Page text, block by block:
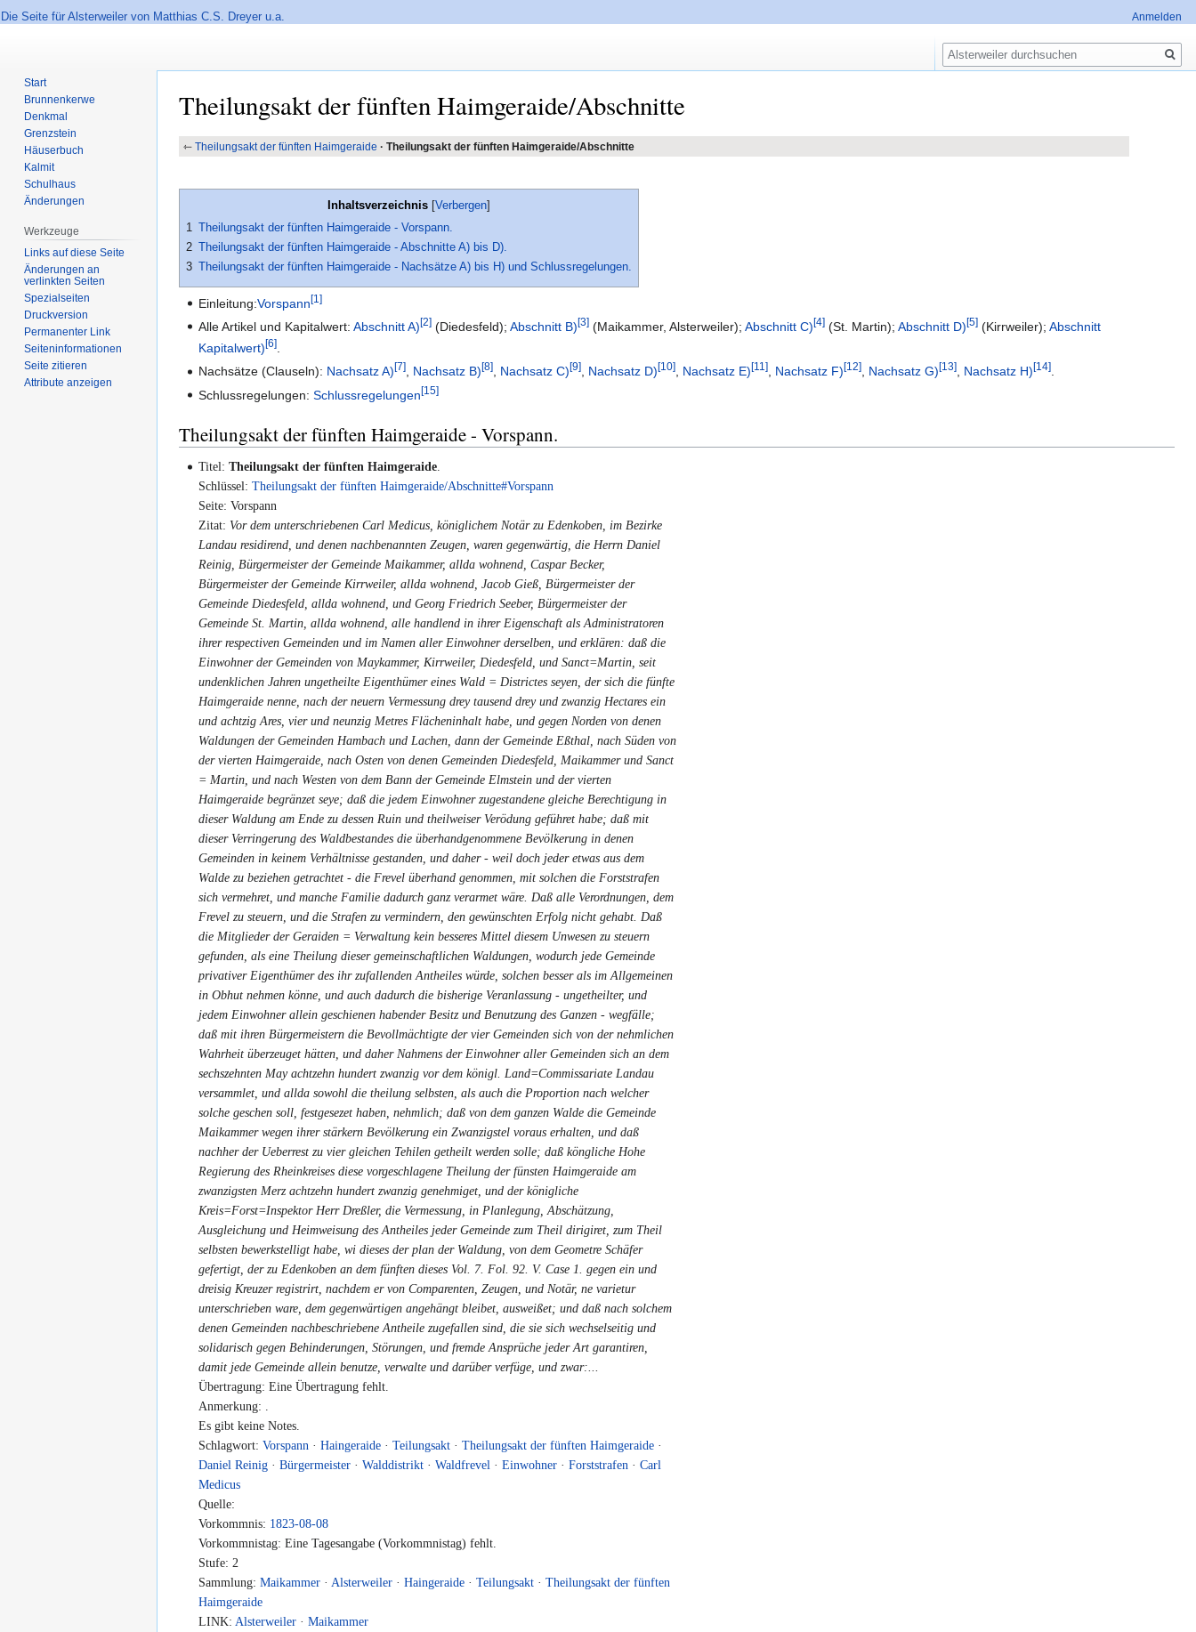
Die Seite für Alsterweiler von Matthias C.S. Dreyer u.a.
Theilungsakt der fünften Haimgeraide/Abschnitte
Zur
Zur
⇽ Theilungsakt der fünften Haimgeraide · Theilungsakt der fünften Haimgeraide/Abschnitte
Inhaltsverzeichnis
1 Theilungsakt der fünften Haimgeraide - Vorspann.
2 Theilungsakt der fünften Haimgeraide - Abschnitte A) bis D).
3 Theilungsakt der fünften Haimgeraide - Nachsätze A) bis H) und Schlussregelungen.
Einleitung:Vorspann 1
Alle Artikel und Kapitalwert:Abschnitt A) 2 (Diedesfeld);Abschnitt B) 3 (Maikammer, Alsterweiler);Abschnitt C) 4 (St. Martin);Abschnitt D) 5 (Kirrweiler);Abschnitt
Kapitalwert) 6
Nachsätze (Clauseln): Nachsatz A) 7 Nachsatz B) 8 Nachsatz C) 9 Nachsatz D) 10 Nachsatz E) 11 Nachsatz F) 12 Nachsatz G) 13 Nachsatz H) 14
Schlussregelungen: Schlussregelungen 15
Theilungsakt der fünften Haimgeraide - Vorspann.
Titel:Theilungsakt der fünften Haimgeraide
Schlüssel:Theilungsakt der fünften Haimgeraide/Abschnitte#Vorspann
Seite: Vorspann
Zitat: Vor dem unterschriebenen Carl Medicus, königlichem Notär zu Edenkoben, im Bezirke
Landau residirend, und denen nachbenannten Zeugen, waren gegenwärtig, die Herrn Daniel
Reinig, Bürgermeister der Gemeinde Maikammer, allda wohnend, Caspar Becker,
Bürgermeister der Gemeinde Kirrweiler, allda wohnend, Jacob Gieß, Bürgermeister der
Gemeinde Diedesfeld, allda wohnend, und Georg Friedrich Seeber, Bürgermeister der
Gemeinde St. Martin, allda wohnend, alle handlend in ihrer Eigenschaft als Administratoren
ihrer respectiven Gemeinden und im Namen aller Einwohner derselben, und erklären: daß die
Einwohner der Gemeinden von Maykammer, Kirrweiler, Diedesfeld, und Sanct=Martin, seit
undenklichen Jahren ungetheilte Eigenthümer eines Wald = Districtes seyen, der sich die fünfte
Haimgeraide nenne, nach der neuern Vermessung drey tausend drey und zwanzig Hectares ein
und achtzig Ares, vier und neunzig Metres Flächeninhalt habe, und gegen Norden von denen
Waldungen der Gemeinden Hambach und Lachen, dann der Gemeinde Eßthal, nach Süden von
der vierten Haimgeraide, nach Osten von denen Gemeinden Diedesfeld, Maikammer und Sanct
= Martin, und nach Westen von dem Bann der Gemeinde Elmstein und der vierten
Haimgeraide begränzet seye; daß die jedem Einwohner zugestandene gleiche Berechtigung in
dieser Waldung am Ende zu dessen Ruin und theilweiser Verödung geführet habe; daß mit
dieser Verringerung des Waldbestandes die überhandgenommene Bevölkerung in denen
Gemeinden in keinem Verhältnisse gestanden, und daher - weil doch jeder etwas aus dem
Walde zu beziehen getrachtet - die Frevel überhand genommen, mit solchen die Forststrafen
sich vermehret, und manche Familie dadurch ganz verarmet wäre. Daß alle Verordnungen, dem
Frevel zu steuern, und die Strafen zu vermindern, den gewünschten Erfolg nicht gehabt. Daß
die Mitglieder der Geraiden = Verwaltung kein besseres Mittel diesem Unwesen zu steuern
gefunden, als eine Theilung dieser gemeinschaftlichen Waldungen, wodurch jede Gemeinde
privativer Eigenthümer des ihr zufallenden Antheiles würde, solchen besser als im Allgemeinen
in Obhut nehmen könne, und auch dadurch die bisherige Veranlassung - ungetheilter, und
jedem Einwohner allein geschienen habender Besitz und Benutzung des Ganzen - wegfälle;
daß mit ihren Bürgermeistern die Bevollmächtigte der vier Gemeinden sich von der nehmlichen
Wahrheit überzeuget hätten, und daher Nahmens der Einwohner aller Gemeinden sich an dem
sechszehnten May achtzehn hundert zwanzig vor dem königl. Land=Commissariate Landau
versammlet, und allda sowohl die theilung selbsten, als auch die Proportion nach welcher
solche geschen soll, festgesezet haben, nehmlich; daß von dem ganzen Walde die Gemeinde
Maikammer wegen ihrer stärkern Bevölkerung ein Zwanzigstel voraus erhalten, und daß
nachher der Ueberrest zu vier gleichen Tehilen getheilt werden solle; daß köngliche Hohe
Regierung des Rheinkreises diese vorgeschlagene Theilung der fünsten Haimgeraide am
zwanzigsten Merz achtzehn hundert zwanzig genehmiget, und der königliche
Kreis=Forst=Inspektor Herr Dreßler, die Vermessung, in Planlegung, Abschätzung,
Ausgleichung und Heimweisung des Antheiles jeder Gemeinde zum Theil dirigiret, zum Theil
selbsten bewerkstelligt habe, wi dieses der plan der Waldung, von dem Geometre Schäfer
gefertigt, der zu Edenkoben an dem fünften dieses Vol. 7. Fol. 92. V. Case 1. gegen ein und
dreisig Kreuzer registrirt, nachdem er von Comparenten, Zeugen, und Notär, ne varietur
unterschrieben ware, dem gegenwärtigen angehängt bleibet, ausweißet; und daß nach solchem
denen Gemeinden nachbeschriebene Antheile zugefallen sind, die sie sich wechselseitig und
solidarisch gegen Behinderungen, Störungen, und fremde Ansprüche jeder Art garantiren,
damit jede Gemeinde allein benutze, verwalte und darüber verfüge, und zwar:...
Übertragung: Eine Übertragung fehlt.
Anmerkung: .
Es gibt keine Notes.
Schlagwort:Vorspann ·Haingeraide ·Teilungsakt ·Theilungsakt der fünften Haimgeraide ·
Daniel Reinig ·Bürgermeister ·Walddistrikt ·Waldfrevel ·Einwohner ·Forststrafen ·Carl
Medicus
Quelle:
Vorkommnis: 1823-08-08
Vorkommnistag: Eine Tagesangabe (Vorkommnistag) fehlt.
Stufe: 2
Sammlung:Maikammer · Alsterweiler ·Haingeraide ·Teilungsakt ·Theilungsakt der fünften
Haimgeraide
LINK: Alsterweiler ·Maikammer
Anmelden
Suche
Start
Brunnenkerwe
Denkmal
Grenzstein
Häuserbuch
Kalmit
Schulhaus
Änderungen
Werkzeuge
Links auf diese Seite
Änderungen an
verlinkten Seiten
Spezialseiten
Druckversion
Permanenter Link
Seiten­informationen
Seite zitieren
Attribute anzeigen